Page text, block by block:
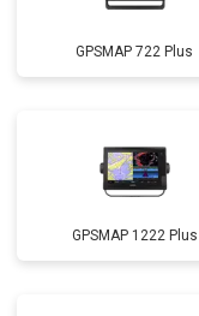
GPSMAP 722 Plus
GPSMAP 1222 Plus